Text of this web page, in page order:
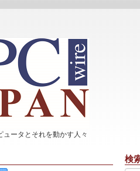
ュータとそれを動かす人々
検